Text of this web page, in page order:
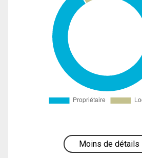
Moins de détails